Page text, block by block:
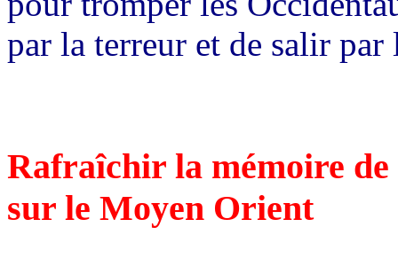
par la terreur et de salir
Rafraîchir la mémoire
sur le Moyen Orient